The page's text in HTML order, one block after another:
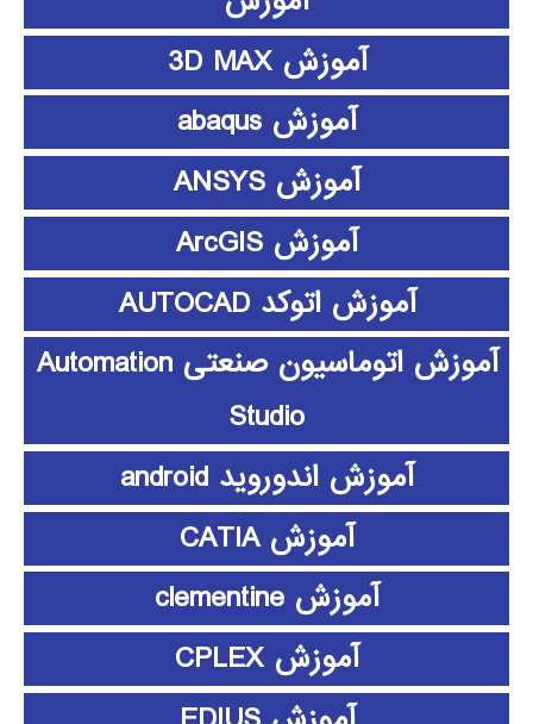
آموزش 3D MAX
آموزش abaqus
آموزش ANSYS
آموزش ArcGIS
آموزش اتوکد AUTOCAD
آموزش اتوماسیون صنعتی Automation
Studio
آموزش اندوروید android
آموزش CATIA
آموزش clementine
آموزش CPLEX